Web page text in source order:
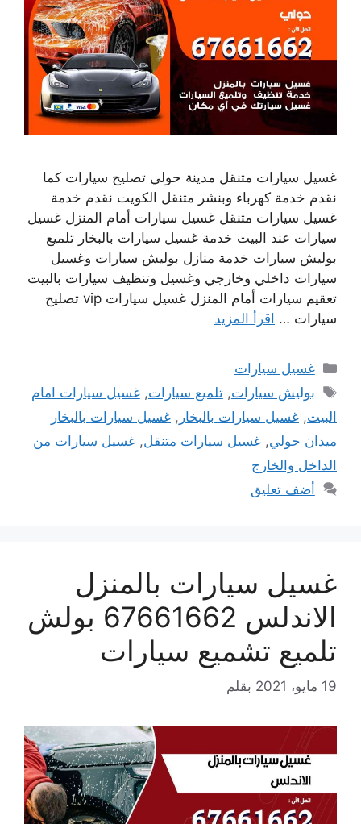
غسيل سيارات متنقل مدينة حولي تصليح سيارات كما
نقدم خدمة كهرباء وبنشر متنقل الكويت نقدم خدمة
غسيل سيارات متنقل غسيل سيارات أمام المنزل غسيل
سيارات عند البيت خدمة غسيل سيارات بالبخار تلميع
بوليش سيارات خدمة منازل بوليش سيارات وغسيل
سيارات داخلي وخارجي وغسيل وتنظيف سيارات بالبيت
تعقيم سيارات أمام المنزل غسيل سيارات vip تصليح
سيارات … اقرأ المزيد
التصنيفات
غسيل سيارات
الوسوم
بوليش سيارات,تلميع سيارات,غسيل سيارات امام
البيت, غسيل سيارات بالبخار , غسيل سيارات بالبخار
ميدان حولي, غسيل سيارات متنقل, غسيل سيارات من
الداخل والخارج
أضف تعليق
غسيل سيارات بالمنزل
الاندلس 67661662 بولش
تلميع تشميع سيارات
19 مايو، 2021 بقلم